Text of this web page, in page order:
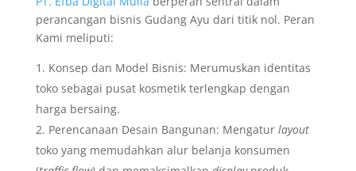
perancangan bisnis Gudang Ayu dari titik nol. Peran
Kami meliputi:
Konsep dan Model Bisnis: Merumuskan identitas
toko sebagai pusat kosmetik terlengkap dengan
harga bersaing.
Perencanaan Desain Bangunan: Mengatur layout
toko yang memudahkan alur belanja konsumen